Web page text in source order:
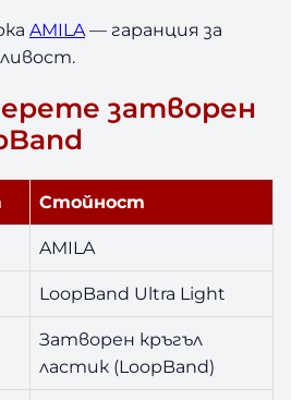
AMILA — гаранция за
затворен
Стойност
AMILA
LoopBand Ultra Light
Затворен кръгъл
ластик (LoopBand)